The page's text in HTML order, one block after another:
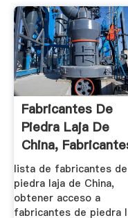
Fabricantes De
Piedra Laja De
China,
Y ...
lista de fabricantes de
piedra laja de China,
obtener acceso a
fabricantes de piedra